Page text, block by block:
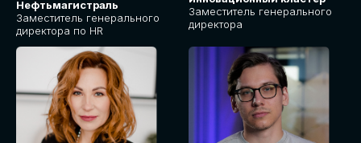
Нефтьмагистраль
Заместитель генерального
директора по HR
Заместитель генерального
директора
ПОДАТЬ ЗАЯВКУ